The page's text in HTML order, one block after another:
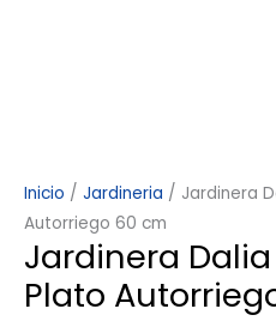
Inicio / Jardineria / Jardinera
Autorriego 60 cm
Jardinera
Plato